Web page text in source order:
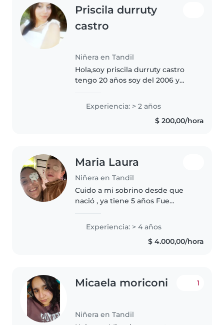
Priscila durruty
castro
Niñera en Tandil
Hola,soy priscila durruty castro
tengo 20 años soy del 2006 y
tengo habilidades para hacer
que se diviertan mientras están
conmigo. Soy responsable,
Experiencia: > 2 años
$ 200,00/hora
Maria Laura
Niñera en Tandil
Cuido a mi sobrino desde que
nació , ya tiene 5 años Fue
especiales Asique tengo
experiencia y soy una
apasionada en cuidar niños,
Experiencia: > 4 años
$ 4.000,00/hora
Micaela moriconi
Niñera en Tandil
1